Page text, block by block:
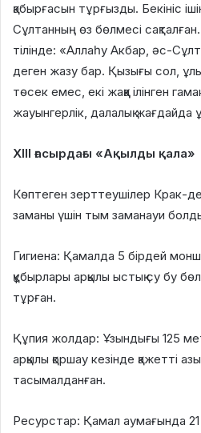
қабырғасын тұрғызды. Бекініс
Сұлтанның өз бөлмесі
тілінде: «Аллаһу Акбар, әс-
деген жазу бар. Қызығы сол,
төсек емес, екі жаққа ілінген
жауынгерлік, далалық жағдайда
XIII ғасырдағы «Ақылды қала»
Көптеген зерттеушілер Крак-
заманы үшін тым заманауи
Гигиена: Қамалда 5 бірдей
құбырлары арқылы ыстық су бу
тұрған.
Құпия жолдар: Ұзындығы 125
арқылы қоршау кезінде қажетті
тасымалданған.
Ресурстар: Қамал аумағында 21